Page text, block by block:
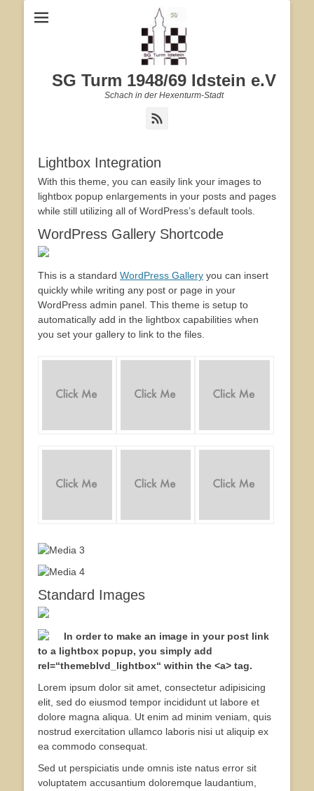
SG Turm 1948/69 Idstein e.V
Schach in der Hexenturm-Stadt
Lightbox Integration
With this theme, you can easily link your images to
lightbox popup enlargements in your posts and pages
while still utilizing all of WordPress’s default tools.
WordPress Gallery Shortcode
This is a standard WordPress Gallery you can insert
quickly while writing any post or page in your
WordPress admin panel. This theme is setup to
automatically add in the lightbox capabilities when
you set your gallery to link to the files.
Standard Images
In order to make an image in your post link
to a lightbox popup, you simply add
rel=“themeblvd_lightbox“ within the <a> tag.
Lorem ipsum dolor sit amet, consectetur adipisicing
elit, sed do eiusmod tempor incididunt ut labore et
dolore magna aliqua. Ut enim ad minim veniam, quis
nostrud exercitation ullamco laboris nisi ut aliquip ex
ea commodo consequat.
Sed ut perspiciatis unde omnis iste natus error sit
voluptatem accusantium doloremque laudantium,